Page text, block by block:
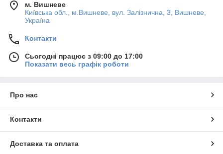
м. Вишневе
Київська обл., м.Вишневе, вул. Залізнична, 3, Вишневе,
Україна
Контакти
Сьогодні працює з 09:00 до 17:00
Показати весь графік роботи
Про нас
Контакти
Доставка та оплата